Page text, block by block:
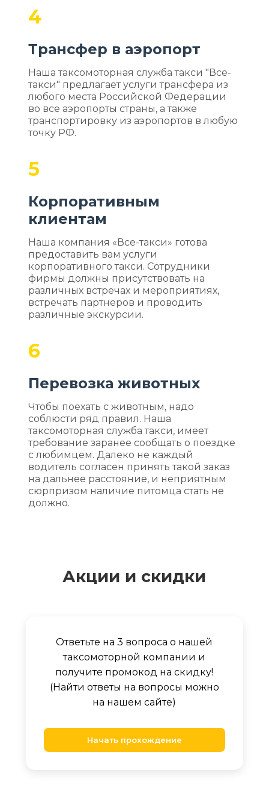
4
Трансфер в аэропорт
Наша таксомоторная служба такси "Все-
такси" предлагает услуги трансфера из
любого места Российской Федерации
во все аэропорты страны, а также
транспортировку из аэропортов в любую
точку РФ.
5
Корпоративным
клиентам
Наша компания «Все-такси» готова
предоставить вам услуги
корпоративного такси. Сотрудники
фирмы должны присутствовать на
различных встречах и мероприятиях,
встречать партнеров и проводить
различные экскурсии.
6
Перевозка животных
Чтобы поехать с животным, надо
соблюсти ряд правил. Наша
таксомоторная служба такси, имеет
требование заранее сообщать о поездке
с любимцем. Далеко не каждый
водитель согласен принять такой заказ
на дальнее расстояние, и неприятным
сюрпризом наличие питомца стать не
должно.
Акции и скидки
Ответьте на 3 вопроса о нашей
таксомоторной компании и
получите промокод на скидку!
(Найти ответы на вопросы можно
на нашем сайте)
Начать прохождение